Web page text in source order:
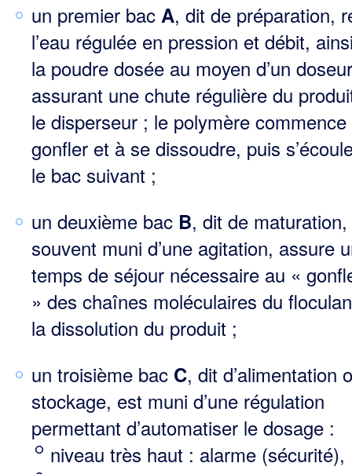
un premier bac A, dit de préparation,
l’eau régulée en pression et débit,
la poudre dosée au moyen d’un
assurant une chute régulière du
le disperseur ; le polymère com­mence
gonfler et à se dissoudre, puis
le bac suivant ;
un deuxième bac B, dit de maturation,
souvent muni d’une agitation, assure
temps de séjour néces­saire au «
» des chaînes moléculaires du
la dissolution du produit ;
un troisième bac C, dit d’alimentation
stockage, est muni d’une régulation
permettant d’automa­tiser le dosage :
niveau très haut : alarme (sécurité),